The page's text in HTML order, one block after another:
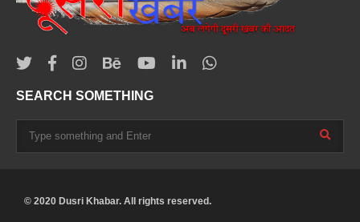
SEARCH SOMETHING
© 2020 Dusri Khabar. All rights reserved.